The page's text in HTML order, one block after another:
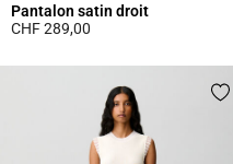
Pantalon satin droit
CHF 289,00